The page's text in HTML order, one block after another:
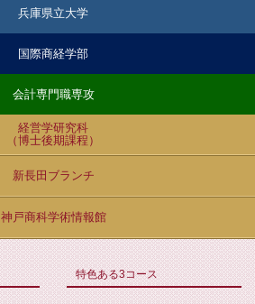
兵庫県立大学
国際商経学部
会計専門職専攻
経営学研究科
（博士後期課程）
新長田ブランチ
神戸商科学術情報館
特色ある3コース